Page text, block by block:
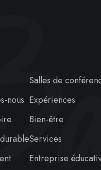
nous
Salles de
Expériences
Bien-être
Services
Entreprise